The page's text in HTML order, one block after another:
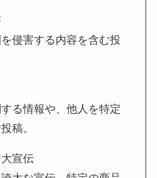
侵害する内容を含む投
る情報や、他人を特定
稿。
宣伝